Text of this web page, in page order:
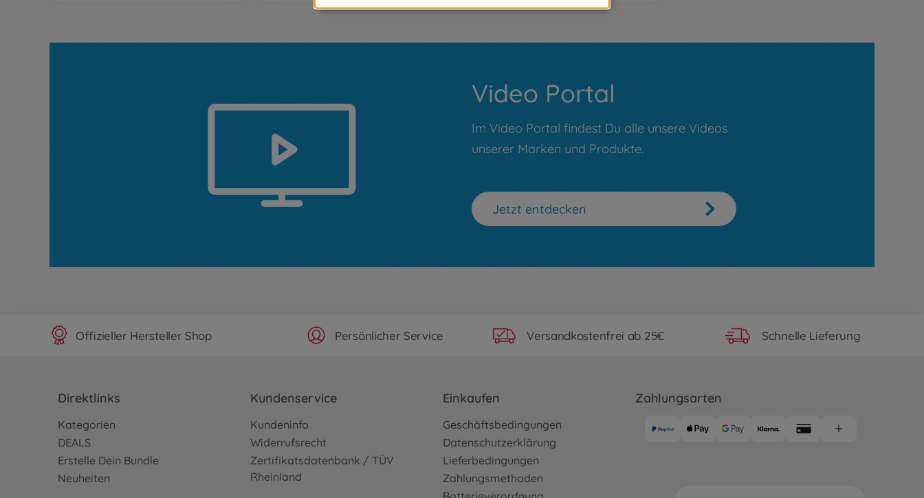
Video Portal
Im Video Portal findest Du alle unsere Videos
unserer Marken und Produkte.
Jetzt entdecken
Offizieller Hersteller Shop Persönlicher Service Versandkostenfrei ab 25€ Schnelle Lieferung
Direktlinks
Kategorien
DEALS
Erstelle Dein Bundle
Neuheiten
Kundenservice
Kundeninfo
Widerrufsrecht
Zertifikatsdatenbank / TÜV
Rheinland
Einkaufen
Geschäftsbedingungen
Datenschutzerklärung
Lieferbedingungen
Zahlungsmethoden
Zahlungsarten